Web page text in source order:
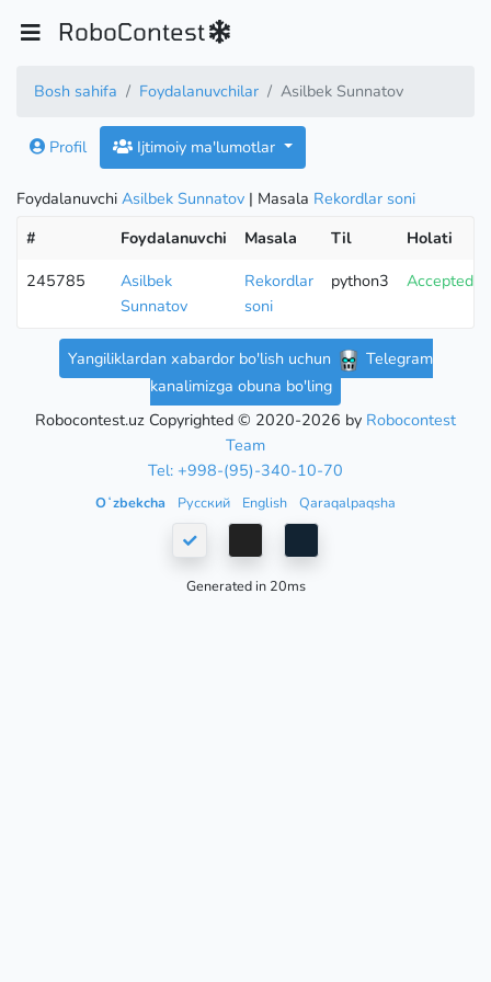
RoboContest
Bosh sahifa Foydalanuvchilar Asilbek Sunnatov
Profil Ijtimoiy ma'lumotlar
Foydalanuvchi Asilbek Sunnatov | Masala Rekordlar soni
#
Foydalanuvchi Masala Til
Holati
245785
Asilbek
Sunnatov
Rekordlar
soni
python3 Accepted
Yangiliklardan xabardor bo'lish uchun
Telegram
kanalimizga obuna bo'ling
Robocontest.uz Copyrighted © 2020-2026 by Robocontest
Team
Tel: +998-(95)-340-10-70
Oʻzbekcha Русский English Qaraqalpaqsha
Generated in 20ms